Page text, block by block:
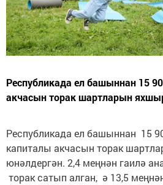
Республикада ел башыннан 15
акчасын торак шартларын
Республикада ел башыннан 15
капиталы акчасын торак
юнәлдергән. 2,4 меңнән гаилә
торак сатып алган, ә 13,5